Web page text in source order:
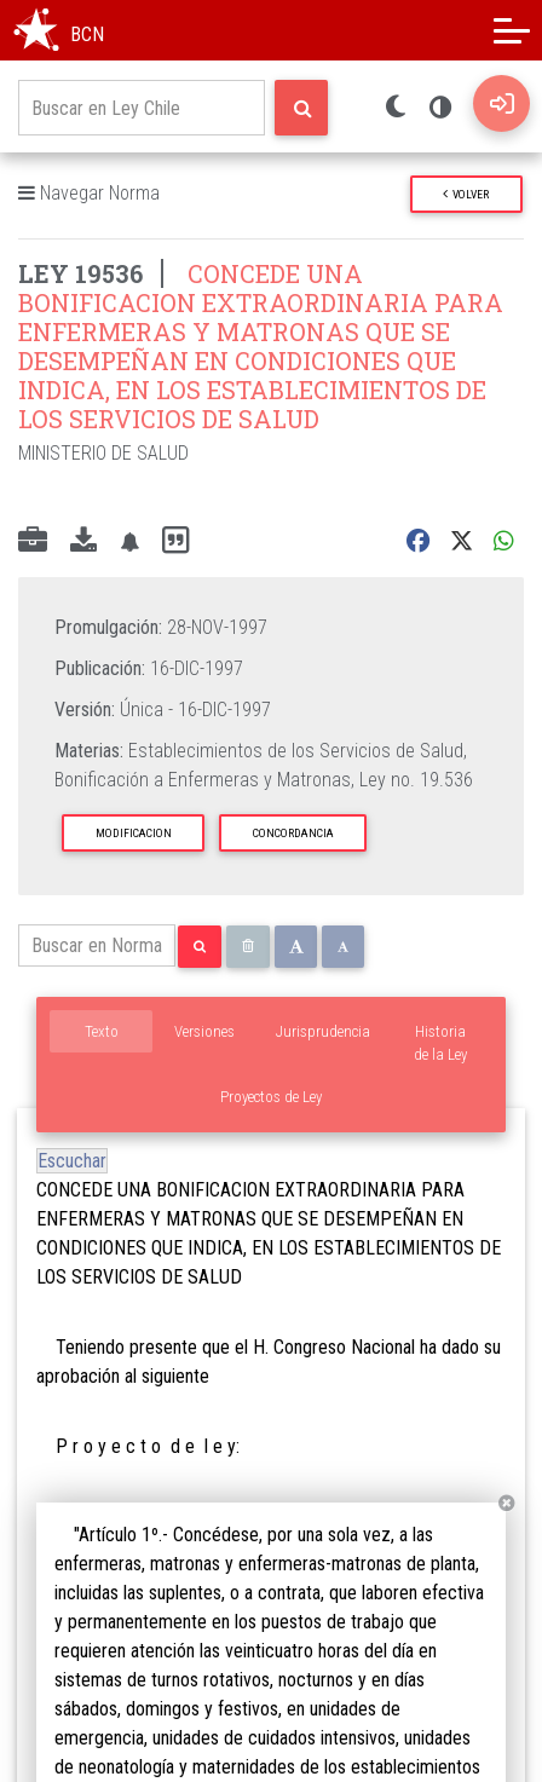
BCN
Navegar Norma VOLVER
LEY 19536
CONCEDE UNA
BONIFICACION EXTRAORDINARIA PARA
ENFERMERAS Y MATRONAS QUE SE
DESEMPEÑAN EN CONDICIONES QUE
INDICA, EN LOS ESTABLECIMIENTOS DE
LOS SERVICIOS DE SALUD
MINISTERIO DE SALUD
Promulgación: 28-NOV-1997
Publicación: 16-DIC-1997
Versión: Única - 16-DIC-1997
Materias: Establecimientos de los Servicios de Salud,
Bonificación a Enfermeras y Matronas, Ley no. 19.536
MODIFICACION CONCORDANCIA
Texto Versiones
Proyectos de Ley
Historia
de la Ley
Jurisprudencia
Escuchar
CONCEDE UNA BONIFICACION EXTRAORDINARIA PARA
ENFERMERAS Y MATRONAS QUE SE DESEMPEÑAN EN
CONDICIONES QUE INDICA, EN LOS ESTABLECIMIENTOS DE
LOS SERVICIOS DE SALUD
Teniendo presente que el H. Congreso Nacional ha dado su
aprobación al siguiente
P r o y e c t o d e l e y:
"Artículo 1º.- Concédese, por una sola vez, a las
enfermeras, matronas y enfermeras-matronas de planta,
incluidas las suplentes, o a contrata, que laboren efectiva
y permanentemente en los puestos de trabajo que
requieren atención las veinticuatro horas del día en
sistemas de turnos rotativos, nocturnos y en días
sábados, domingos y festivos, en unidades de
emergencia, unidades de cuidados intensivos, unidades
de neonatología y maternidades de los establecimientos